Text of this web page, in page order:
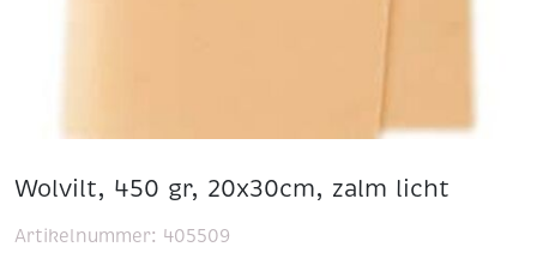
Wolvilt, 450 gr, 20x30cm, zalm licht
Artikelnummer: 405509